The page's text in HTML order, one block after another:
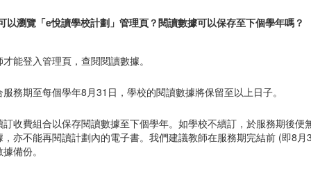
以瀏覽「e悅讀學校計劃」管理頁？閱讀數據可以保存至下個學年嗎？
能登入管理頁，查閱閱讀數據。
務期至每個學年8月31日，學校的閱讀數據將保留至以上日子。
訂收費組合以保存閱讀數據至下個學年。如學校不續訂，於服務期後便
，亦不能再閱讀計劃內的電子書。我們建議教師在服務期完結前 (即8月
備份。